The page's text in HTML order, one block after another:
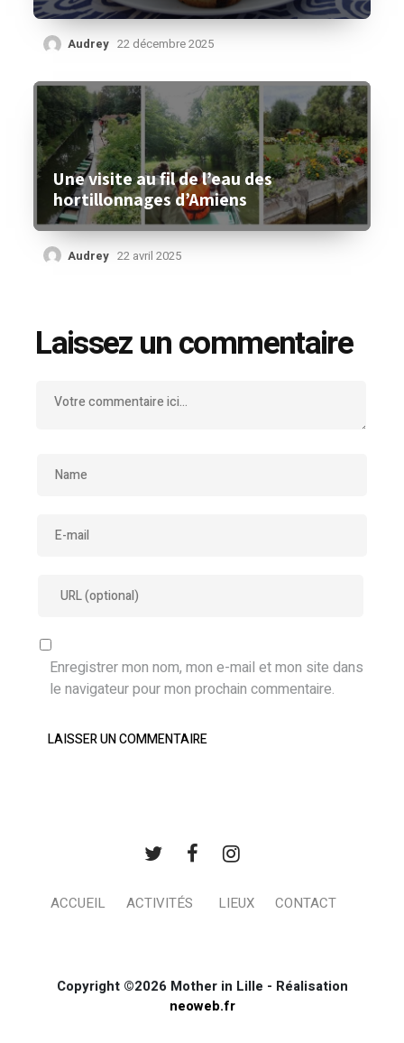
Audrey 22 décembre 2025
Une visite au fil de l’eau des
hortillonnages d’Amiens
Audrey 22 avril 2025
Laissez un commentaire
Enregistrer mon nom, mon e-mail et mon site dans
le navigateur pour mon prochain commentaire.
ACCUEIL ACTIVITÉS LIEUX CONTACT
Copyright ©2026 Mother in Lille - Réalisation
neoweb.fr